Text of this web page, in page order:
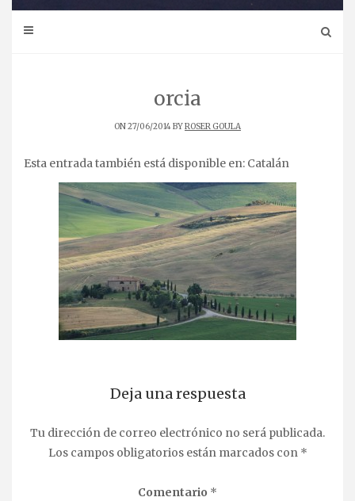
orcia
ON 27/06/2014 BYROSER GOULA
Esta entrada también está disponible en: Catalán
Deja una respuesta
Tu dirección de correo electrónico no será publicada.
Los campos obligatorios están marcados con *
Comentario *